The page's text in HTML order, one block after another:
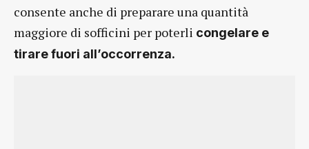
consente anche di preparare una quantità
maggiore di sofficini per poterli congelare e
tirare fuori all’occorrenza.